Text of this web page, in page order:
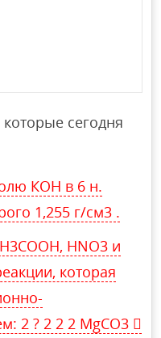
сегодня
КОН в 6 н.
1,255 г/см3 .
HNO3 и
которая
2 ? 2 2 2 MgCO3 